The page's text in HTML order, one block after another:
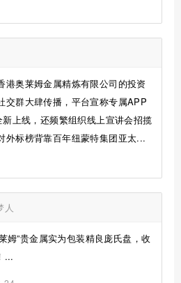
港奥莱姆金属精炼有限公司的投资
交群大肆传播，平台宣称专属APP
上线，还频繁组织线上宣讲会招揽
外标榜背靠百年纽蒙特集团亚太...
人
姆”贵金属实为包装精良庞氏盘，收
...